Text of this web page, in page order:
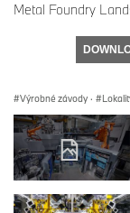
Metal Foundry
Výrobné závody ·